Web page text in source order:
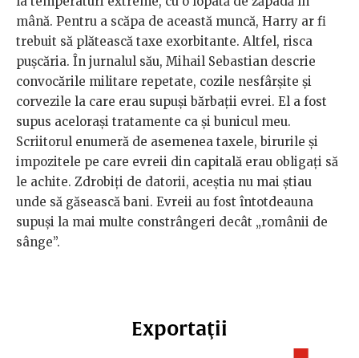
mână. Pentru a scăpa de această muncă, Harry ar fi
trebuit să plătească taxe exorbitante. Altfel, risca
pușcăria. În jurnalul său, Mihail Sebastian descrie
convocările militare repetate, cozile nesfârșite și
corvezile la care erau supuși bărbații evrei. El a fost
supus acelorași tratamente ca și bunicul meu.
Scriitorul enumeră de asemenea taxele, birurile și
impozitele pe care evreii din capitală erau obligați să
le achite. Zdrobiți de datorii, aceștia nu mai știau
unde să găsească bani. Evreii au fost întotdeauna
supuși la mai multe constrângeri decât „românii de
sânge”.
Exportaţii